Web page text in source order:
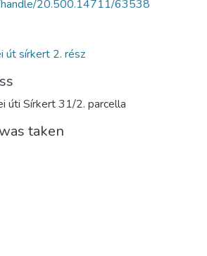
handle/20.500.14711/63538
út sírkert 2. rész
úti Sírkert 31/2. parcella
taken